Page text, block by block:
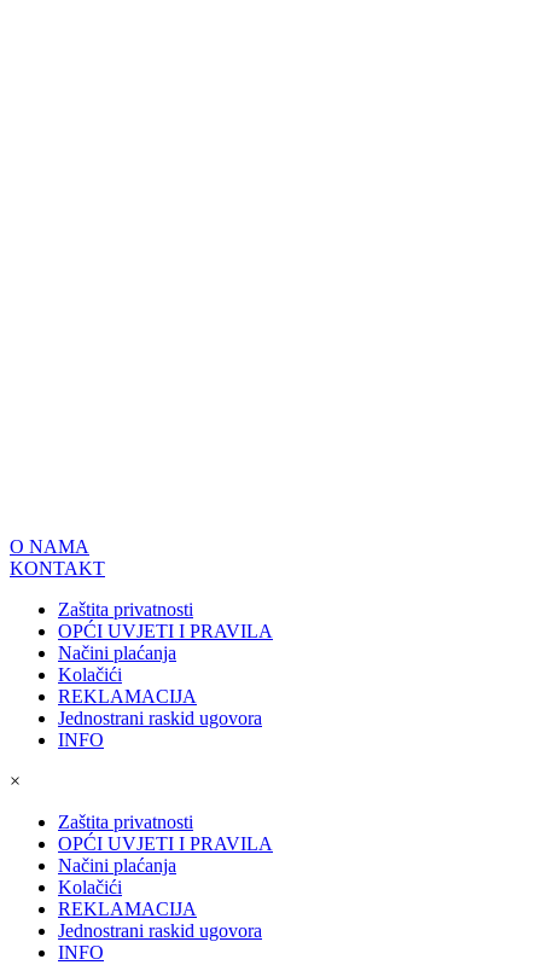
O NAMA
KONTAKT
Zaštita privatnosti
OPĆI UVJETI I PRAVILA
Načini plaćanja
Kolačići
REKLAMACIJA
Jednostrani raskid ugovora
INFO
×
Zaštita privatnosti
OPĆI UVJETI I PRAVILA
Načini plaćanja
Kolačići
REKLAMACIJA
Jednostrani raskid ugovora
INFO